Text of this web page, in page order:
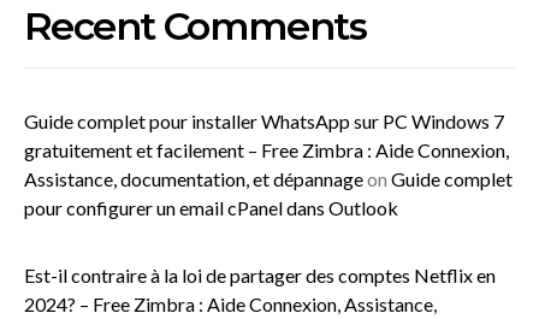
Recent Comments
Guide complet pour installer WhatsApp sur PC Windows 7
gratuitement et facilement – Free Zimbra : Aide Connexion,
Assistance, documentation, et dépannageon Guide complet
pour configurer un email cPanel dans Outlook
Est-il contraire à la loi de partager des comptes Netflix en
2024? – Free Zimbra : Aide Connexion, Assistance,